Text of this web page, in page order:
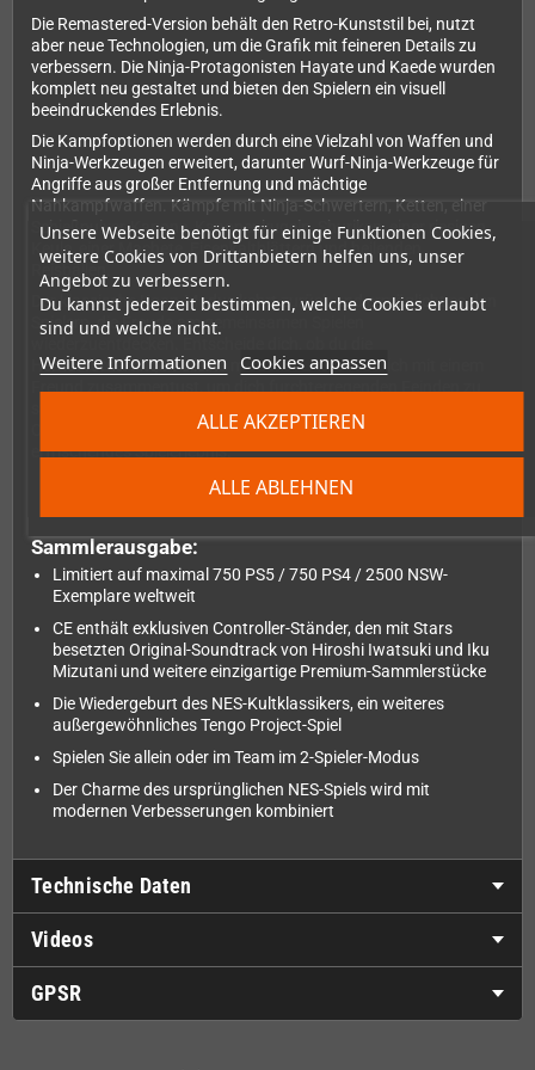
Unsere Webseite benötigt für einige Funktionen Cookies,
weitere Cookies von Drittanbietern helfen uns, unser
Angebot zu verbessern.
Du kannst jederzeit bestimmen, welche Cookies erlaubt
sind und welche nicht.
Weitere Informationen Cookies anpassen
ALLE ABLEHNEN
ALLE AKZEPTIEREN
Die Remastered-Version behält den Retro-Kunststil bei, nutzt
aber neue Technologien, um die Grafik mit feineren Details zu
verbessern. Die Ninja-Protagonisten Hayate und Kaede wurden
komplett neu gestaltet und bieten den Spielern ein visuell
beeindruckendes Erlebnis.
Die Kampfoptionen werden durch eine Vielzahl von Waffen und
Ninja-Werkzeugen erweitert, darunter Wurf-Ninja-Werkzeuge für
Angriffe aus großer Entfernung und mächtige
Nahkampfwaffen. Kämpfe mit Ninja-Schwertern, Ketten, einer
Schießpulver-Kanone, Kanonenkugeln, Shuriken, einer riesigen
Keule, einer Machete, Eisenkaltblättern und heilenden
Reisbällen.
Der klassische Koop-Modus kehrt zurück und ermöglicht es den
Spielern, die Freude am gemeinsamen Spielen
Herausforderungen alleine meistern willst oder dich mit einem
Freund zusammentust, um dich furchterregenden Feinden zu
Originalspiels zurück und bietet ein nostalgisches und zugleich
erfrischendes Spielerlebnis.
Sammlerausgabe:
Limitiert auf maximal 750 PS5 / 750 PS4 / 2500 NSW-
Exemplare weltweit
CE enthält exklusiven Controller-Ständer, den mit Stars
besetzten Original-Soundtrack von Hiroshi Iwatsuki und Iku
Mizutani und weitere einzigartige Premium-Sammlerstücke
Die Wiedergeburt des NES-Kultklassikers, ein weiteres
außergewöhnliches Tengo Project-Spiel
Spielen Sie allein oder im Team im 2-Spieler-Modus
Der Charme des ursprünglichen NES-Spiels wird mit
modernen Verbesserungen kombiniert
Technische Daten
Videos
GPSR